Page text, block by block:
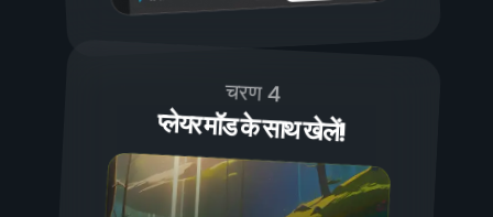
चरण 4
प्लेयर मॉड के साथ खेलें!